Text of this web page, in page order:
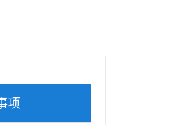
项